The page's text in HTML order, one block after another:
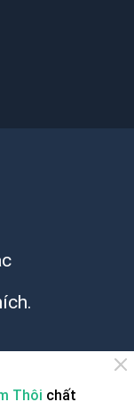
Thôi chất